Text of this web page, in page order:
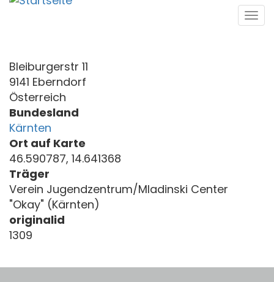
Direkt
Bleiburgerstr 11
9141 Eberndorf
Österreich
Bundesland
Kärnten
Ort auf Karte
46.590787, 14.641368
Träger
Verein Jugendzentrum/Mladinski Center
"Okay" (Kärnten)
originalid
1309